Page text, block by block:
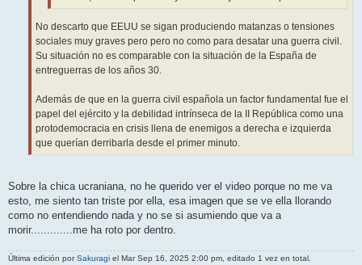
No descarto que EEUU se sigan produciendo matanzas o tensiones
sociales muy graves pero pero no como para desatar una guerra civil.
Su situación no es comparable con la situación de la España de
entreguerras de los años 30.
Además de que en la guerra civil española un factor fundamental fue el
papel del ejército y la debilidad intrínseca de la II República como una
protodemocracia en crisis llena de enemigos a derecha e izquierda
que querían derribarla desde el primer minuto.
Sobre la chica ucraniana, no he querido ver el video porque no me va
esto, me siento tan triste por ella, esa imagen que se ve ella llorando
como no entendiendo nada y no se si asumiendo que va a
morir.............me ha roto por dentro.
Última edición porSakuragi el Mar Sep 16, 2025 2:00 pm, editado 1 vez en total.